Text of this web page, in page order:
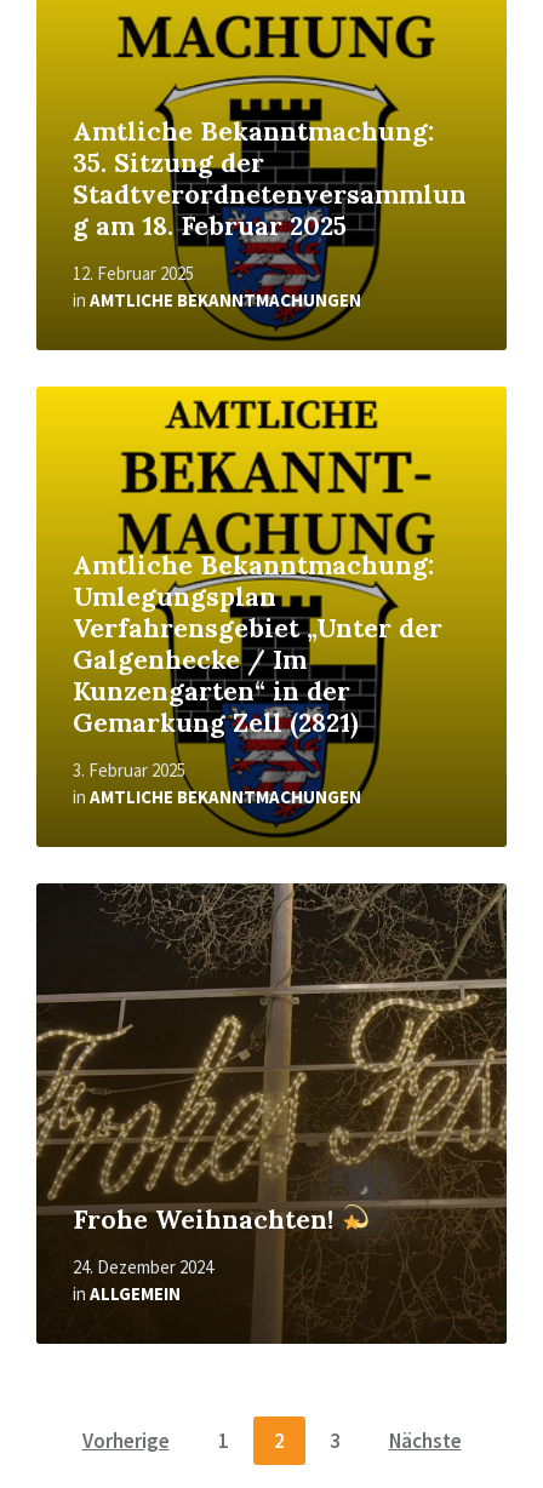
Amtliche Bekanntmachung:
35. Sitzung der
Stadtverordnetenversammlun
g am 18. Februar 2025
12. Februar 2025
in AMTLICHE BEKANNTMACHUNGEN
Amtliche Bekanntmachung:
Umlegungsplan
Verfahrensgebiet „Unter der
Galgenhecke / Im
Kunzengarten“ in der
Gemarkung Zell (2821)
3. Februar 2025
in AMTLICHE BEKANNTMACHUNGEN
Read
Frohe Weihnachten!
24. Dezember 2024
in ALLGEMEIN
Read
Seitennummerierung
Vorherige 1 2 3 Nächste